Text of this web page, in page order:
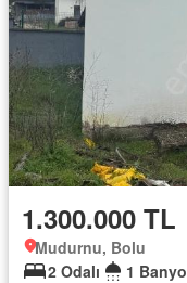
1.300.000 TL
Mudurnu, Bolu
2 Odalı
1 Banyo